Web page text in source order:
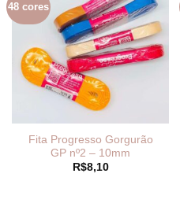
48 cores
Fita Progresso Gorgurão
GP nº2 – 10mm
R$8,10